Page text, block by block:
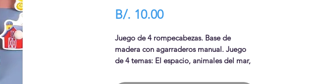
B/. 10.00Precio
Juego de 4 rompecabezas. Base de
madera con agarraderos manual. Juego
de 4 temas: El espacio, animales del mar,